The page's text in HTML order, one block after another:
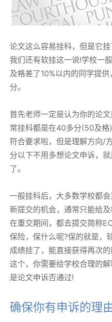
论文这么容易挂科，但是它
我们还有软挂这一说!学校一
及格差了10%以内的同学提
分。
首先老师一定是认为你的论
常挂科都是在40多分(50及
符合要求啦，但是理解方向/
分以下不用多想论文申诉，
了。
一般挂科后，大多数学校都
新提交的机会，通常只能给
在重交期间，都去提交简称
保险，保什么呢?保的就是，
成绩挂了，能直接获得再次
这个，你需要给学校合理的
是论文申诉否通过!
确保你有申诉的理